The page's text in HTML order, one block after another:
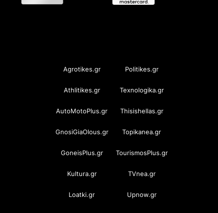
Agrotikes.gr Politikes.gr
Athlitikes.gr Texnologika.gr
AutoMotoPlus.gr Thisishellas.gr
GnosiGiaOlous.gr Topikanea.gr
GoneisPlus.gr TourismosPlus.gr
Kultura.gr TVnea.gr
Loatki.gr Upnow.gr